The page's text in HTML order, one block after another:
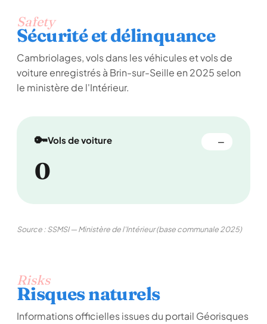
Safety
Sécurité et délinquance
Cambriolages, vols dans les véhicules et vols de
voiture enregistrés à Brin-sur-Seille en 2025 selon
le ministère de l'Intérieur.
🔑Vols de voiture —
0
Source : SSMSI — Ministère de l'Intérieur (base communale 2025)
Risks
Risques naturels
Informations officielles issues du portail Géorisques